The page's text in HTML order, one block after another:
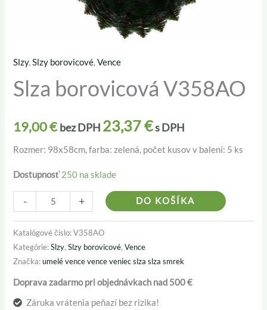
Slzy,Slzy borovicové,Vence
Slza borovicová V358AO
19,00€ bez DPH 23,37€s DPH
Rozmer: 98x58cm, farba: zelená, počet kusov v balení: 5 ks
Dostupnosť 250 na sklade
-
množstvo
Slza
borovicová
+ DO KOŠÍKA
Katalógové číslo:V358AO
Kategórie:Slzy,Slzy borovicové,Vence
Značka:umelé vence vence veniec slza slza smrek
Doprava zadarmo pri objednávkach nad 500 €
Záruka vrátenia peňazí bez rizika!